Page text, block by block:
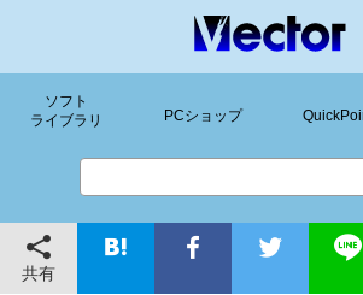
ソフト
ライブラリ
PCショップ
共有